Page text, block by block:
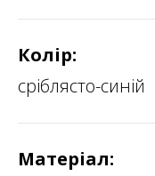
Колір:
сріблясто-синій
Матеріал: